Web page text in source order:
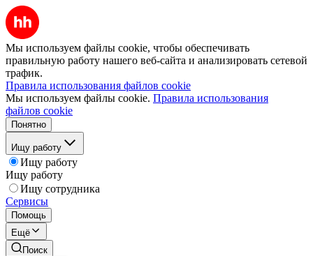
Мы используем файлы cookie, чтобы обеспечивать
правильную работу нашего веб-сайта и анализировать сетевой
трафик.
Правила использования файлов cookie
Мы используем файлы cookie. Правила использования
файлов cookie
Понятно
Ищу работу
Ищу работу
Ищу работу
Ищу сотрудника
Сервисы
Помощь
Ещё
Поиск